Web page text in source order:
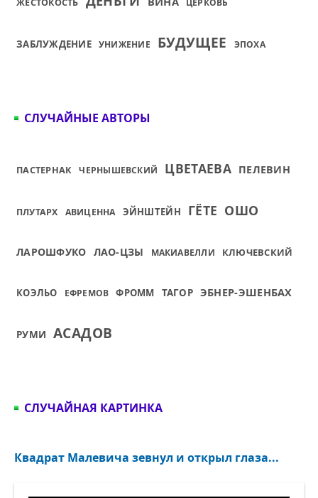
ЖЕСТОКОСТЬ ЦЕРКОВЬ
ЗАБЛУЖДЕНИЕ УНИЖЕНИЕ БУДУЩЕЕ ЭПОХА
СЛУЧАЙНЫЕ АВТОРЫ
ПАСТЕРНАК ЧЕРНЫШЕВСКИЙ ЦВЕТАЕВА ПЕЛЕВИН
ПЛУТАРХ АВИЦЕННА ЭЙНШТЕЙН ГЁТЕ ОШО
ЛАРОШФУКО ЛАО-ЦЗЫ МАКИАВЕЛЛИ КЛЮЧЕВСКИЙ
КОЭЛЬО ЕФРЕМОВ ФРОММ ТАГОР ЭБНЕР-ЭШЕНБАХ
РУМИ АСАДОВ
СЛУЧАЙНАЯ КАРТИНКА
Квадрат Малевича зевнул и открыл глаза...